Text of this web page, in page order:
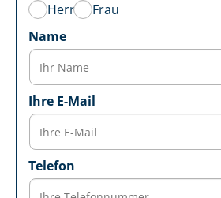
Herr
Frau
Name
Ihre E-Mail
Telefon